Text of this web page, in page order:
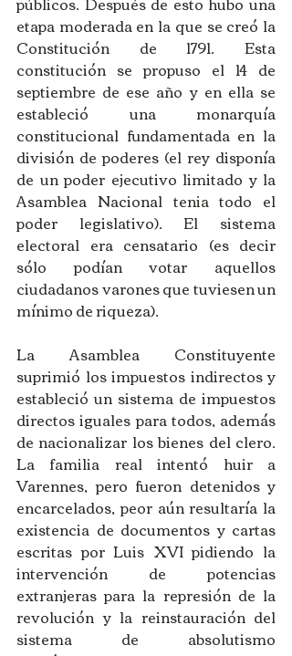
etapa moderada en la que se creó la
Constitución de 1791. Esta
constitución se propuso el 14 de
septiembre de ese año y en ella se
estableció una monarquía
constitucional fundamentada en la
división de poderes (el rey disponía
de un poder ejecutivo limitado y la
Asamblea Nacional tenia todo el
poder legislativo). El sistema
electoral era censatario (es decir
sólo podían votar aquellos
ciudadanos varones que tuviesen un
mínimo de riqueza).
La Asamblea Constituyente
suprimió los impuestos indirectos y
estableció un sistema de impuestos
directos iguales para todos, además
de nacionalizar los bienes del clero.
La familia real intentó huir a
Varennes, pero fueron detenidos y
encarcelados, peor aún resultaría la
existencia de documentos y cartas
escritas por Luis XVI pidiendo la
intervención de potencias
extranjeras para la represión de la
revolución y la reinstauración del
sistema de absolutismo